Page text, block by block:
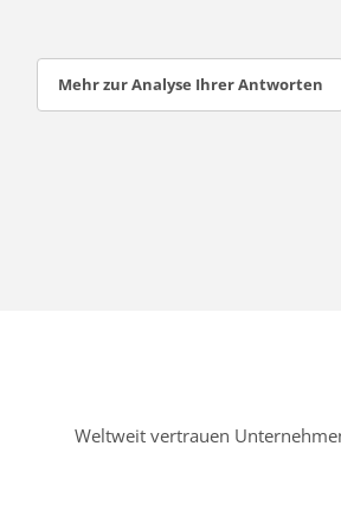
Mehr zur Analyse Ihrer Antworten
Weltweit vertrauen